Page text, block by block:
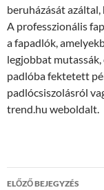
beruházását
A professzionális
a fapadlók,
legjobbat
padlóba fektetett
padlócsiszolásról
trend.hu weboldalt.
Bejegyzés
ELŐZŐ BEJEGYZÉS